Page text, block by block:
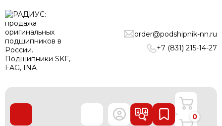
order@podshipnik-nn.ru
+7 (831) 215-14-27
ПОДШИПНИКИ
ЛИНЕЙНЫЕ ТЕХНОЛОГИИ
РЕМНИ
О нас
Доставка и оплата
0